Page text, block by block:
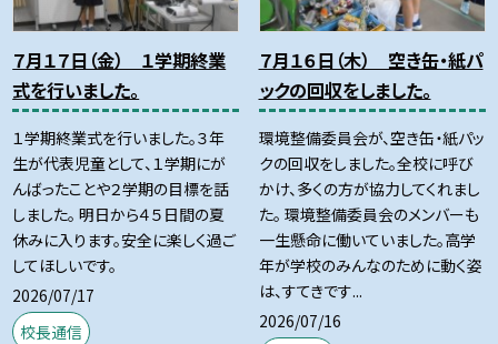
７月１７日（金） １学期終業
式を行いました。
１学期終業式を行いました。３年
生が代表児童として、１学期にが
んばったことや２学期の目標を話
しました。 明日から４５日間の夏
休みに入ります。安全に楽しく過ご
してほしいです。
2026/07/17
校長通信
７月１６日（木） 空き缶・紙パ
ックの回収をしました。
環境整備委員会が、空き缶・紙パッ
クの回収をしました。全校に呼び
かけ、多くの方が協力してくれまし
た。 環境整備委員会のメンバーも
一生懸命に働いていました。高学
年が学校のみんなのために動く姿
は、すてきです...
2026/07/16